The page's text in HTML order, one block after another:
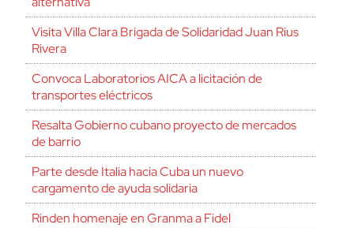
Visita Villa Clara Brigada de Solidaridad Juan Rius
Rivera
Convoca Laboratorios AICA a licitación de
transportes eléctricos
Resalta Gobierno cubano proyecto de mercados
de barrio
Parte desde Italia hacia Cuba un nuevo
cargamento de ayuda solidaria
Rinden homenaje en Granma a Fidel